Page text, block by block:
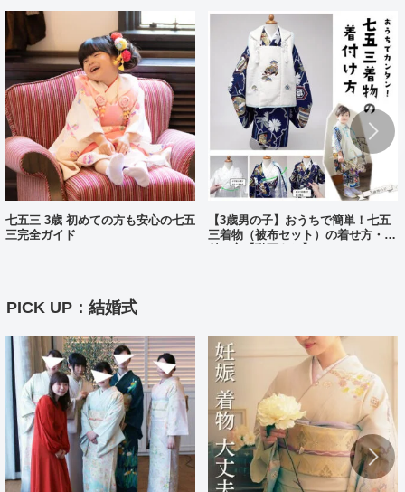
七五三 3歳 初めての方も安心の七五
三完全ガイド
【3歳男の子】おうちで簡単！七五
三着物（被布セット）の着せ方・着
PICK UP：結婚式